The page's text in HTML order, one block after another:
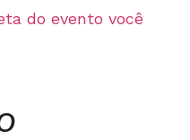
do evento você